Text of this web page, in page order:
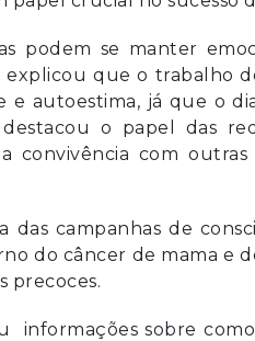
podem se manter
que o trabalho
autoestima, já que o
o papel das
convivência com outras
campanhas de
do câncer de mama e
precoces.
sobre